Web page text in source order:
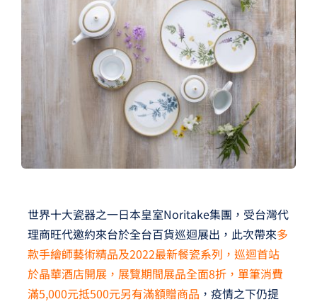
夢想購物
世界十大瓷器之一日本皇室Noritake集團，受台灣代
理商旺代邀約來台於全台百貨巡迴展出，此次帶來多
款手繪師藝術精品及2022最新餐瓷系列，巡迴首站
於晶華酒店開展，展覽期間展品全面8折，單筆消費
滿5,000元抵500元另有滿額贈商品 ，疫情之下仍提